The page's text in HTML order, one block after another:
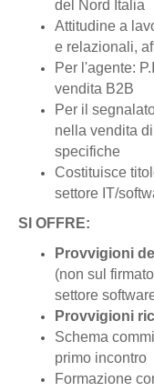
del Nord Italia
Attitudine a
e relazionali,
Per l'agente:
vendita B2B
Per il
nella vendita
specifiche
Costituisce
settore IT/
SI OFFRE:
Provvigioni
(non sul
settore
Provvigioni
Schema
primo incontro
Formazione